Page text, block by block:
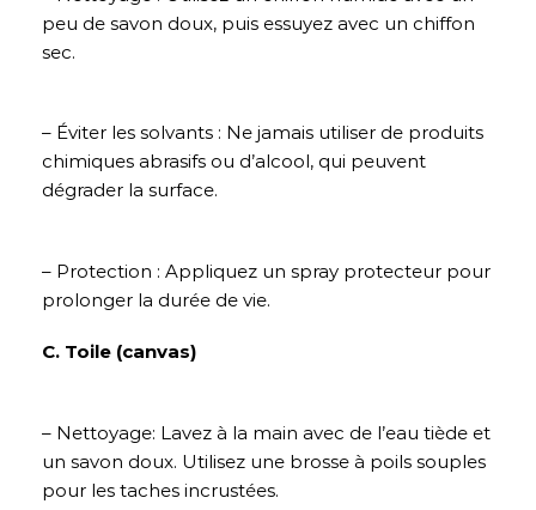
peu de savon doux, puis essuyez avec un chiffon
sec.
– Éviter les solvants : Ne jamais utiliser de produits
chimiques abrasifs ou d’alcool, qui peuvent
dégrader la surface.
– Protection : Appliquez un spray protecteur pour
prolonger la durée de vie.
C. Toile (canvas)
– Nettoyage: Lavez à la main avec de l’eau tiède et
un savon doux. Utilisez une brosse à poils souples
pour les taches incrustées.